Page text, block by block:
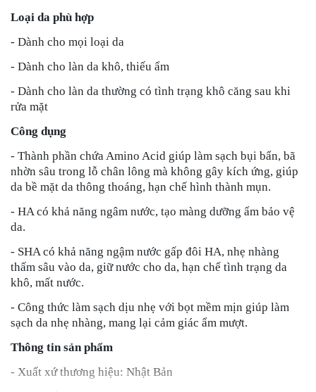
Loại da phù hợp
- Dành cho mọi loại da
- Dành cho làn da khô, thiếu ẩm
- Dành cho làn da thường có tình trạng khô căng sau khi
rửa mặt
Công dụng
- Thành phần chứa Amino Acid giúp làm sạch bụi bẩn, bã
nhờn sâu trong lỗ chân lông mà không gây kích ứng, giúp
da bề mặt da thông thoáng, hạn chế hình thành mụn.
- HA có khả năng ngâm nước, tạo màng dưỡng ẩm bảo vệ
da.
- SHA có khả năng ngậm nước gấp đôi HA, nhẹ nhàng
thấm sâu vào da, giữ nước cho da, hạn chế tình trạng da
khô, mất nước.
- Công thức làm sạch dịu nhẹ với bọt mềm mịn giúp làm
sạch da nhẹ nhàng, mang lại cảm giác ẩm mượt.
Thông tin sản phẩm
- Xuất xứ thương hiệu: Nhật Bản